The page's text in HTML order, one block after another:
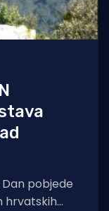
Dan pobjede
hrvatskih